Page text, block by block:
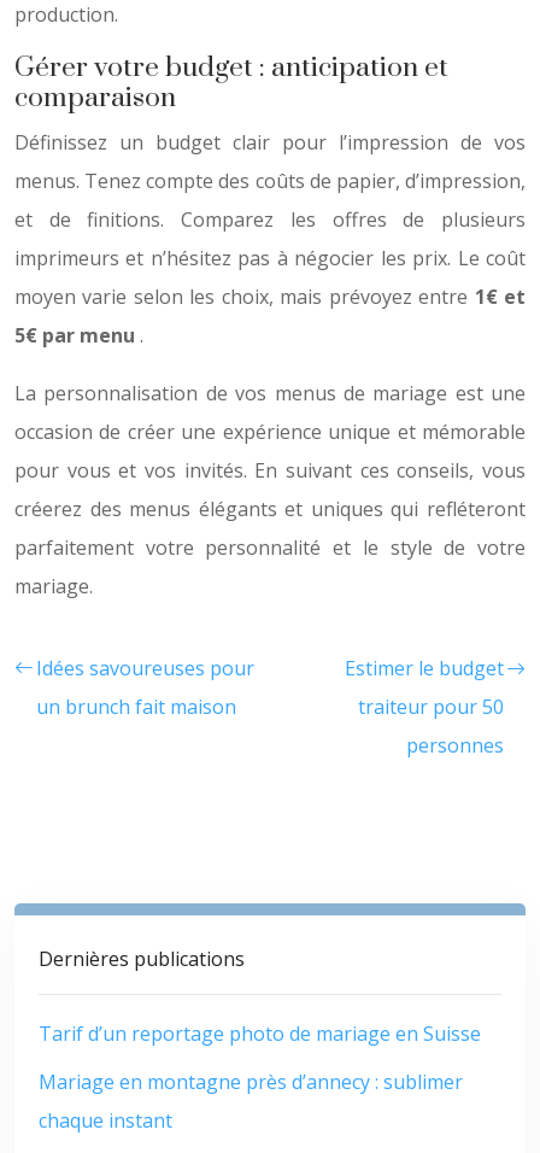
production.
Gérer votre budget : anticipation et
comparaison
Définissez un budget clair pour l’impression de vos
menus. Tenez compte des coûts de papier, d’impression,
et de finitions. Comparez les offres de plusieurs
imprimeurs et n’hésitez pas à négocier les prix. Le coût
moyen varie selon les choix, mais prévoyez entre 1€ et
5€ par menu .
La personnalisation de vos menus de mariage est une
occasion de créer une expérience unique et mémorable
pour vous et vos invités. En suivant ces conseils, vous
créerez des menus élégants et uniques qui refléteront
parfaitement votre personnalité et le style de votre
mariage.
Idées savoureuses pour
un brunch fait maison
Estimer le budget
traiteur pour 50
personnes
Dernières publications
Tarif d’un reportage photo de mariage en Suisse
Mariage en montagne près d’annecy : sublimer
chaque instant